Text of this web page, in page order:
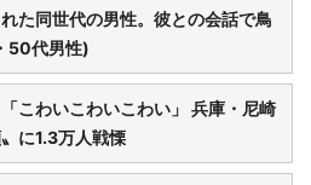
た同世代の男性。彼との会話で鳥
50代男性)
こわいこわいこわい」 兵庫・尼崎
に1.3万人戦慄